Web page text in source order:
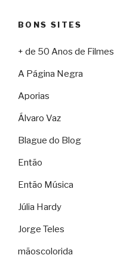
BONS SITES
+ de 50 Anos de Filmes
A Página Negra
Aporias
Álvaro Vaz
Blague do Blog
Então
Então Música
Júlia Hardy
Jorge Teles
mãoscolorida